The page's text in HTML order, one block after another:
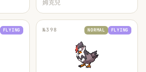
姆克兒
FLYING №398 NORMAL FLYING